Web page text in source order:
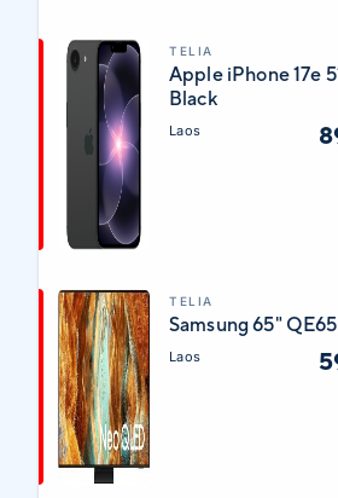
TELIA
Apple iPhone 17e
Black
Laos
TELIA
Samsung 65"
Laos